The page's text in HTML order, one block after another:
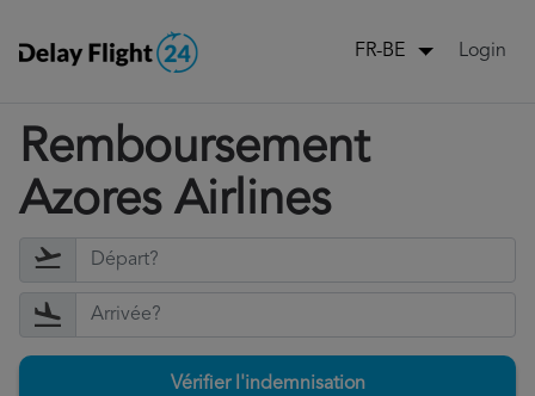
FR-BE Login
Remboursement
Azores Airlines
Vérifier l'indemnisation